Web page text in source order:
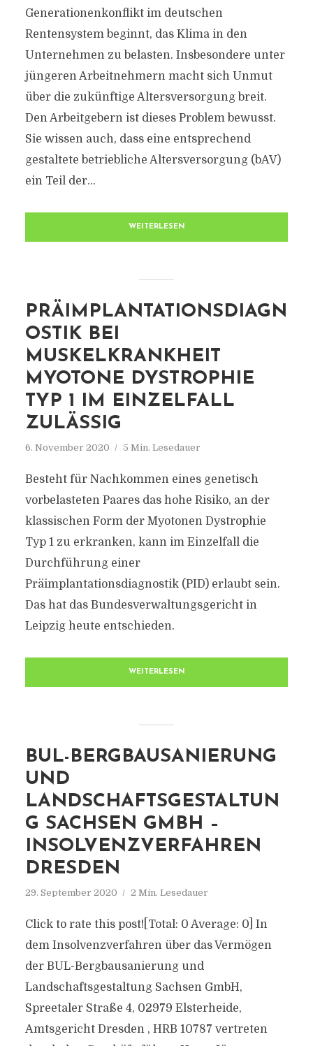
Generationenkonflikt im deutschen
Rentensystem beginnt, das Klima in den
Unternehmen zu belasten. Insbesondere unter
jüngeren Arbeitnehmern macht sich Unmut
über die zukünftige Altersversorgung breit.
Den Arbeitgebern ist dieses Problem bewusst.
Sie wissen auch, dass eine entsprechend
gestaltete betriebliche Altersversorgung (bAV)
ein Teil der...
WEITERLESEN
PRÄIMPLANTATIONSDIAGN
OSTIK BEI
MUSKELKRANKHEIT
MYOTONE DYSTROPHIE
TYP 1 IM EINZELFALL
ZULÄSSIG
6. November 2020 5 Min. Lesedauer
Besteht für Nachkommen eines genetisch
vorbelasteten Paares das hohe Risiko, an der
klassischen Form der Myotonen Dystrophie
Typ 1 zu erkranken, kann im Einzelfall die
Durchführung einer
Präimplantationsdiagnostik (PID) erlaubt sein.
Das hat das Bundesverwaltungsgericht in
Leipzig heute entschieden.
WEITERLESEN
BUL-BERGBAUSANIERUNG
UND
LANDSCHAFTSGESTALTUN
G SACHSEN GMBH –
INSOLVENZVERFAHREN
DRESDEN
29. September 2020 2 Min. Lesedauer
Click to rate this post![Total: 0 Average: 0] In
dem Insolvenzverfahren über das Vermögen
der BUL-Bergbausanierung und
Landschaftsgestaltung Sachsen GmbH,
Spreetaler Straße 4, 02979 Elsterheide,
Amtsgericht Dresden , HRB 10787 vertreten